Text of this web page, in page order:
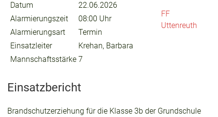
Datum
22.06.2026
Alarmierungszeit
08:00 Uhr
Alarmierungsart
Termin
Einsatzleiter
Krehan, Barbara
Mannschaftsstärke 7
FF
Uttenreuth
Einsatzbericht
Brandschutzerziehung für die Klasse 3b der Grundschule